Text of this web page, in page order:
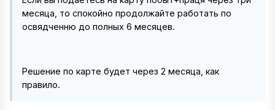
месяца, то спокойно продолжайте работать по
освядченню до полных 6 месяцев.
Решение по карте будет через 2 месяца, как
правило.